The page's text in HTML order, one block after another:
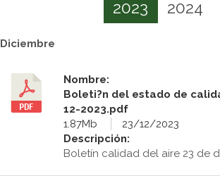
2023 2024
Diciembre
Nombre:
Boleti?n del estado de
12-2023.pdf
1.87Mb
23/12/2023
Descripción:
Boletín calidad del aire 23 de